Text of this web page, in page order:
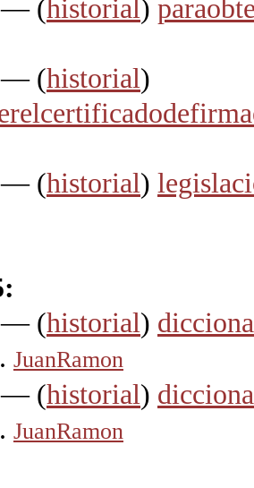
— (historial)
— (historial)
— (historial)
— (historial)
JuanRamon
— (historial)
JuanRamon